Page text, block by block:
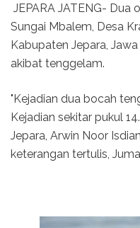
JEPARA JATENG-
Sungai Mbalem, Desa
Kabupaten Jepara,
akibat tenggelam.
"Kejadian dua bocah
Kejadian sekitar pukul
Jepara, Arwin Noor
keterangan tertulis,